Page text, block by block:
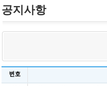
공지사항
번호